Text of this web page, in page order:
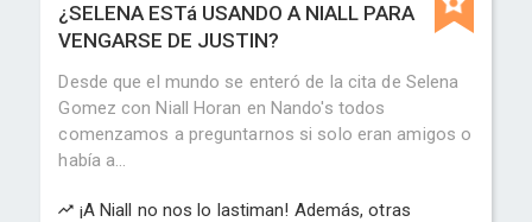
¿SELENA ESTá USANDO A NIALL PARA
VENGARSE DE JUSTIN?
Desde que el mundo se enteró de la cita de Selena
Gomez con Niall Horan en Nando's todos
comenzamos a preguntarnos si solo eran amigos o
había a...
¡A Niall no nos lo lastiman! Además, otras